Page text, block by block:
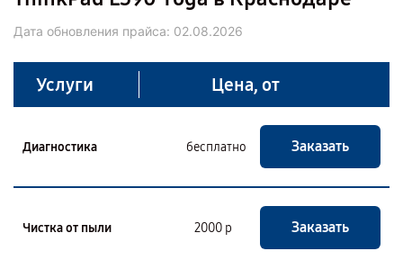
Дата обновления прайса: 02.08.2026
Услуги Цена, от
Диагностика бесплатно Заказать
Чистка от пыли 2000 р Заказать